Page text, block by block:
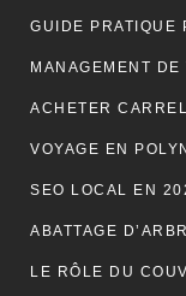
ACHETER
SEO LOCAL EN